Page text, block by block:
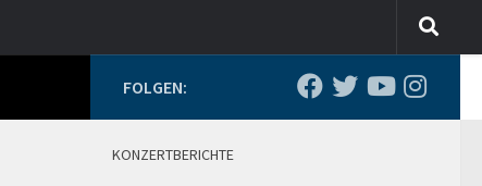
FOLGEN:
KONZERTBERICHTE